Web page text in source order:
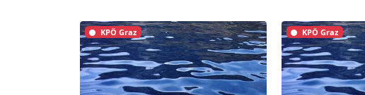
KPÖ Graz KPÖ Graz